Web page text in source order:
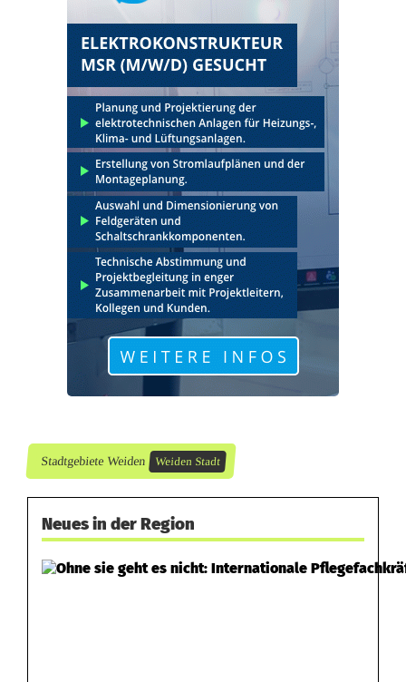
Stadtgebiete Weiden Weiden Stadt
Neues in der Region